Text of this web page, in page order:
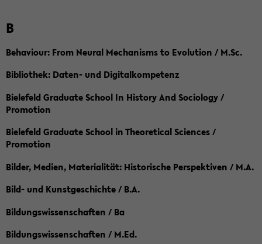
B
Behaviour: From Neural Mechanisms to Evolution / M.Sc.
Bibliothek: Daten- und Digitalkompetenz
Bielefeld Graduate School In History And Sociology /
Promotion
Bielefeld Graduate School in Theoretical Sciences /
Promotion
Bilder, Medien, Materialität: Historische Perspektiven / M.A.
Bild- und Kunstgeschichte / B.A.
Bildungswissenschaften / Ba
Bildungswissenschaften / M.Ed.